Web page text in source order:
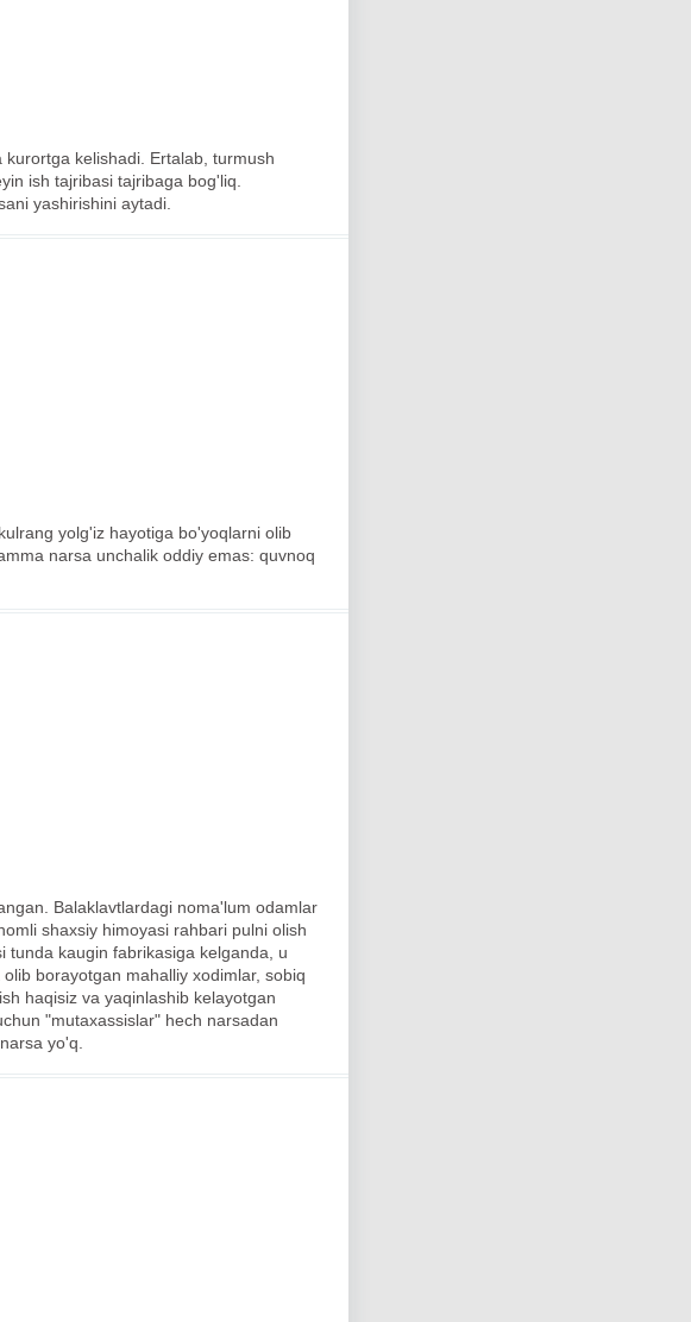
kelishadi. Ertalab, turmush
ish tajribasi tajribaga bog'liq.
yashirishini aytadi.
yolg'iz hayotiga bo'yoqlarni olib
narsa unchalik oddiy emas: quvnoq
Balaklavtlardagi noma'lum odamlar
shaxsiy himoyasi rahbari pulni olish
tunda kaugin fabrikasiga kelganda, u
borayotgan mahalliy xodimlar, sobiq
haqisiz va yaqinlashib kelayotgan
"mutaxassislar" hech narsadan
yo'q.